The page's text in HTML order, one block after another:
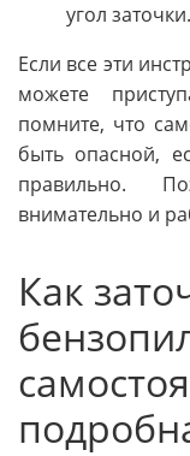
угол заточки.
Если все эти
можете
помните, что
быть опасной,
правильно.
внимательно и
Как